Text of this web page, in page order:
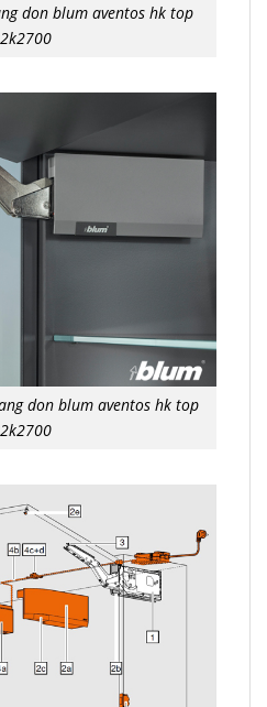
don blum aventos hk top
don blum aventos hk top